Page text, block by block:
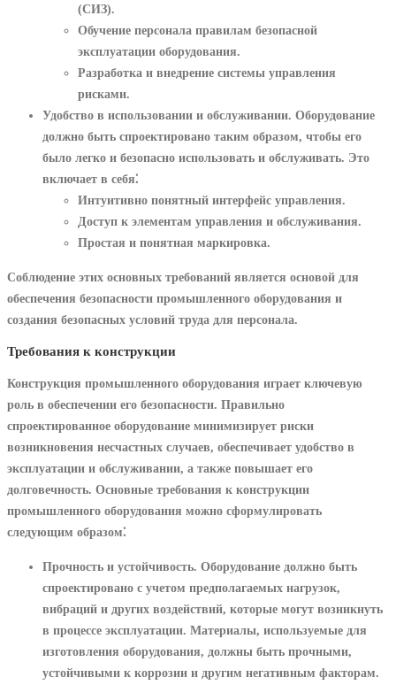
(СИЗ).
Обучение персонала правилам безопасной
эксплуатации оборудования.
Разработка и внедрение системы управления
рисками.
Удобство в использовании и обслуживании. Оборудование
должно быть спроектировано таким образом, чтобы его
было легко и безопасно использовать и обслуживать. Это
включает в себя⁚
Интуитивно понятный интерфейс управления.
Доступ к элементам управления и обслуживания.
Простая и понятная маркировка.
Соблюдение этих основных требований является основой для
обеспечения безопасности промышленного оборудования и
создания безопасных условий труда для персонала.
Требования к конструкции
Конструкция промышленного оборудования играет ключевую
роль в обеспечении его безопасности. Правильно
спроектированное оборудование минимизирует риски
возникновения несчастных случаев, обеспечивает удобство в
эксплуатации и обслуживании, а также повышает его
долговечность. Основные требования к конструкции
промышленного оборудования можно сформулировать
следующим образом⁚
Прочность и устойчивость. Оборудование должно быть
спроектировано с учетом предполагаемых нагрузок,
вибраций и других воздействий, которые могут возникнуть
в процессе эксплуатации. Материалы, используемые для
изготовления оборудования, должны быть прочными,
устойчивыми к коррозии и другим негативным факторам.